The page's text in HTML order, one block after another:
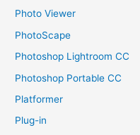
Photo Viewer
PhotoScape
Photoshop Lightroom CC
Photoshop Portable CC
Platformer
Plug-in